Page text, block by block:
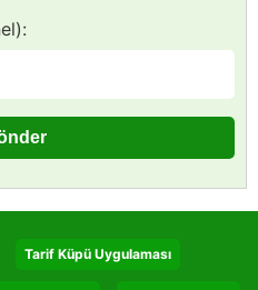
Tarif Küpü Uygulaması